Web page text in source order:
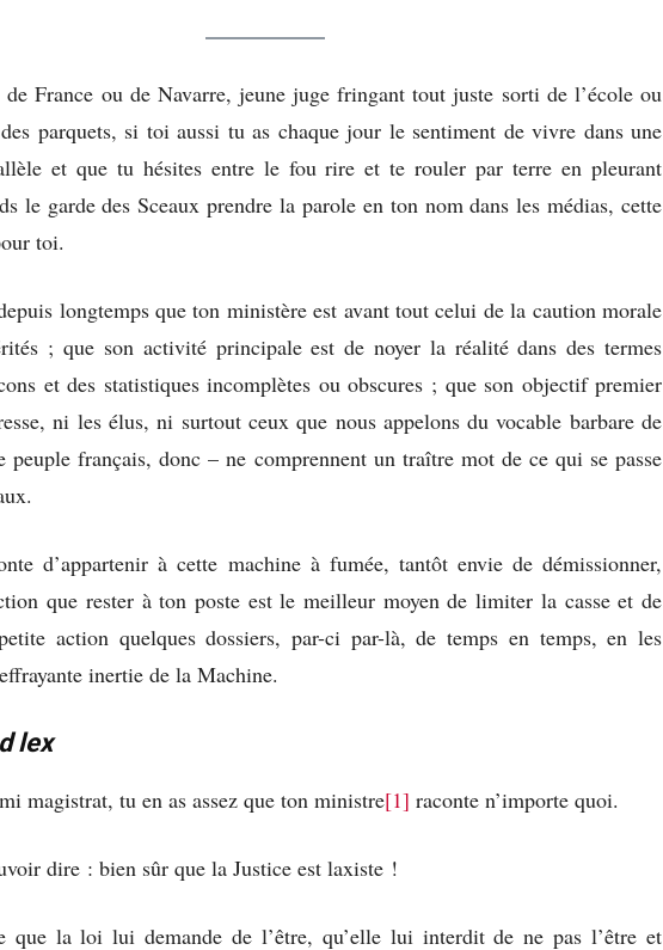
France ou de Navarre, jeune juge fringant tout juste sorti de l’école ou
parquets, si toi aussi tu as chaque jour le sentiment de vivre dans une
et que tu hésites entre le fou rire et te rouler par terre en pleurant
le garde des Sceaux prendre la parole en ton nom dans les médias, cette
toi.
longtemps que ton ministère est avant tout celui de la caution morale
; que son activité principale est de noyer la réalité dans des termes
et des statistiques incomplètes ou obscures ; que son objectif premier
ni les élus, ni surtout ceux que nous appelons du vocable barbare de
peuple français, donc – ne comprennent un traître mot de ce qui se passe
d’appartenir à cette machine à fumée, tantôt envie de démissionner,
que rester à ton poste est le meilleur moyen de limiter la casse et de
action quelques dossiers, par-ci par-là, de temps en temps, en les
inertie de la Machine.
lex
magistrat, tu en as assez que ton ministre[1] raconte n’importe quoi.
dire : bien sûr que la Justice est laxiste !
que la loi lui demande de l’être, qu’elle lui interdit de ne pas l’être et